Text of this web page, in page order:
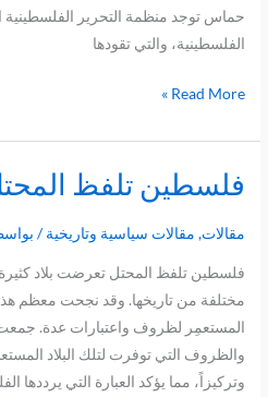
حماس توجد منظمة التحرير الفلسطينية
الفلسطينية، والتي تقودها
Read More »
فلسطين تلفظ
مقالات, مقالات سياسية وتاريخية/
فلسطين تلفظ المحتل تعرضت بلاد
مختلفة من تاريخها. وقد نجحت معظم
المستعمِر لظروف واعتبارات عدة.
والظروف التي توفرت لتلك البلاد
وتركيزاً، مما يؤكد العبارة التي يرددها
فلسطين
المحتل